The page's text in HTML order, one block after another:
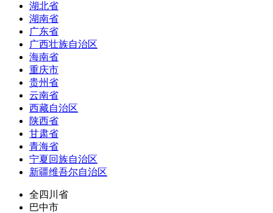
湖北省
湖南省
广东省
广西壮族自治区
海南省
重庆市
贵州省
云南省
西藏自治区
陕西省
甘肃省
青海省
宁夏回族自治区
新疆维吾尔自治区
全四川省
巴中市